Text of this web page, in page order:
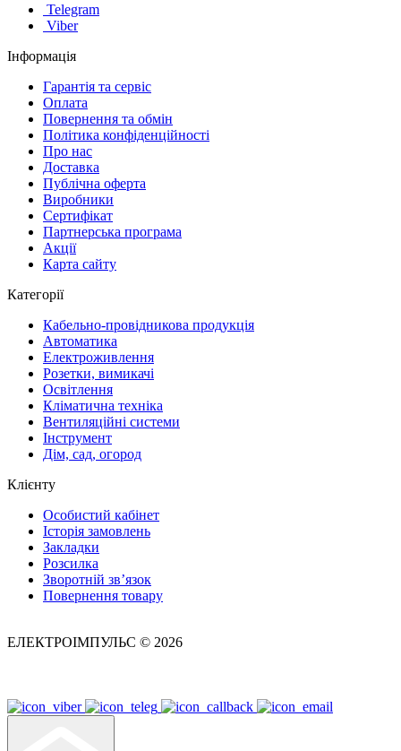
Telegram
Viber
Інформація
Гарантія та сервіс
Оплата
Повернення та обмін
Політика конфіденційності
Про нас
Доставка
Публічна оферта
Виробники
Сертифікат
Партнерська програма
Акції
Карта сайту
Категорії
Кабельно-провідникова продукція
Автоматика
Електроживлення
Розетки, вимикачі
Освітлення
Кліматична техніка
Вентиляційні системи
Інструмент
Дім, сад, огород
Клієнту
Особистий кабінет
Історія замовлень
Закладки
Розсилка
Зворотній зв’язок
Повернення товару
ЕЛЕКТРОІМПУЛЬС © 2026